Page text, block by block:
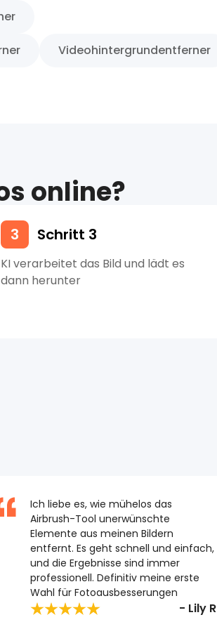
Videohintergrundentferner
online?
3 Schritt 3
KI verarbeitet das Bild und lädt es
dann herunter
Ich liebe es, wie mühelos das
Airbrush-Tool unerwünschte
Elemente aus meinen Bildern
entfernt. Es geht schnell und einfach,
und die Ergebnisse sind immer
professionell. Definitiv meine erste
Wahl für Fotoausbesserungen
- Lily R